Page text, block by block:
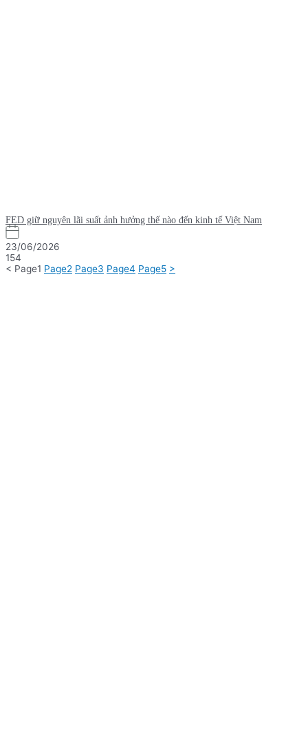
FED giữ nguyên lãi suất ảnh hưởng thế nào đến kinh tế Việt Nam
23/06/2026
154
< Page1 Page2 Page3 Page4 Page5 >